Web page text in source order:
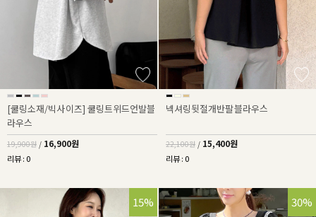
[쿨링소재/빅사이즈] 쿨링트위드언발블
라우스
19,900원 / 16,900원
리뷰 : 0
넥셔링뒷절개반팔블라우스
22,100원 / 15,400원
리뷰 : 0
15% 30%